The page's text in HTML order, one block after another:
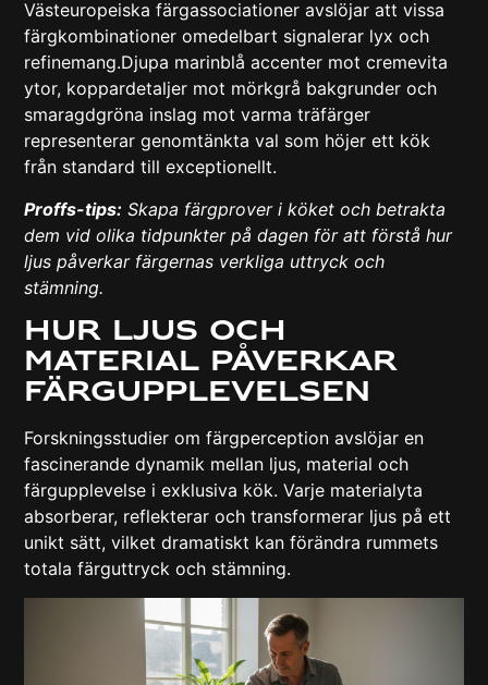
Västeuropeiska färgassociationer avslöjar att vissa
färgkombinationer omedelbart signalerar lyx och
refinemang.Djupa marinblå accenter mot cremevita
ytor, koppardetaljer mot mörkgrå bakgrunder och
smaragdgröna inslag mot varma träfärger
representerar genomtänkta val som höjer ett kök
från standard till exceptionellt.
Proffs-tips: Skapa färgprover i köket och betrakta
dem vid olika tidpunkter på dagen för att förstå hur
ljus påverkar färgernas verkliga uttryck och
stämning.
Hur ljus och
material påverkar
färgupplevelsen
Forskningsstudier om färgperception avslöjar en
fascinerande dynamik mellan ljus, material och
färgupplevelse i exklusiva kök. Varje materialyta
absorberar, reflekterar och transformerar ljus på ett
unikt sätt, vilket dramatiskt kan förändra rummets
totala färguttryck och stämning.